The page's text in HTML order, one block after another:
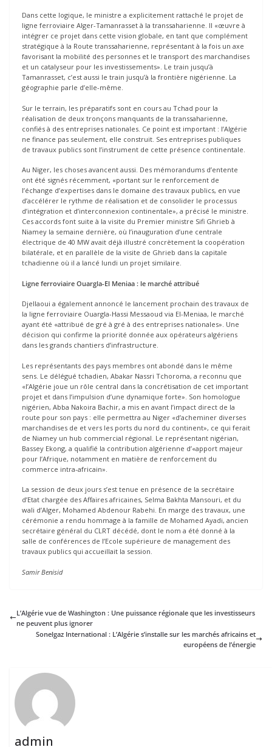
Dans cette logique, le ministre a explicitement rattaché le projet de
ligne ferroviaire Alger-Tamanrasset à la transsaharienne. Il «œuvre à
intégrer ce projet dans cette vision globale, en tant que complément
stratégique à la Route transsaharienne, représentant à la fois un axe
favorisant la mobilité des personnes et le transport des marchandises
et un catalyseur pour les investissements». Le train jusqu’à
Tamanrasset, c’est aussi le train jusqu’à la frontière nigérienne. La
géographie parle d’elle-même.
Sur le terrain, les préparatifs sont en cours au Tchad pour la
réalisation de deux tronçons manquants de la transsaharienne,
confiés à des entreprises nationales. Ce point est important : l’Algérie
ne finance pas seulement, elle construit. Ses entreprises publiques
de travaux publics sont l’instrument de cette présence continentale.
Au Niger, les choses avancent aussi. Des mémorandums d’entente
ont été signés récemment, «portant sur le renforcement de
l’échange d’expertises dans le domaine des travaux publics, en vue
d’accélérer le rythme de réalisation et de consolider le processus
d’intégration et d’interconnexion continentale», a précisé le ministre.
Ces accords font suite à la visite du Premier ministre Sifi Ghrieb à
Niamey la semaine dernière, où l’inauguration d’une centrale
électrique de 40 MW avait déjà illustré concrètement la coopération
bilatérale, et en parallèle de la visite de Ghrieb dans la capitale
tchadienne où il a lancé lundi un projet similaire.
Ligne ferroviaire Ouargla-El Meniaa : le marché attribué
Djellaoui a également annoncé le lancement prochain des travaux de
la ligne ferroviaire Ouargla-Hassi Messaoud via El-Meniaa, le marché
ayant été «attribué de gré à gré à des entreprises nationales». Une
décision qui confirme la priorité donnée aux opérateurs algériens
dans les grands chantiers d’infrastructure.
Les représentants des pays membres ont abondé dans le même
sens. Le délégué tchadien, Abakar Nassri Tchoroma, a reconnu que
«l’Algérie joue un rôle central dans la concrétisation de cet important
projet et dans l’impulsion d’une dynamique forte». Son homologue
nigérien, Abba Nakoira Bachir, a mis en avant l’impact direct de la
route pour son pays : elle permettra au Niger «d’acheminer diverses
marchandises de et vers les ports du nord du continent», ce qui ferait
de Niamey un hub commercial régional. Le représentant nigérian,
Bassey Ekong, a qualifié la contribution algérienne d’«apport majeur
pour l’Afrique, notamment en matière de renforcement du
commerce intra-africain».
La session de deux jours s’est tenue en présence de la secrétaire
d’Etat chargée des Affaires africaines, Selma Bakhta Mansouri, et du
wali d’Alger, Mohamed Abdenour Rabehi. En marge des travaux, une
cérémonie a rendu hommage à la famille de Mohamed Ayadi, ancien
secrétaire général du CLRT décédé, dont le nom a été donné à la
salle de conférences de l’Ecole supérieure de management des
travaux publics qui accueillait la session.
Samir Benisid
L’Algérie vue de Washington : Une puissance régionale que les investisseurs
ne peuvent plus ignorer
Sonelgaz International : L’Algérie s’installe sur les marchés africains et
européens de l’énergie
admin